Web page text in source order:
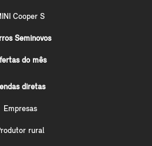
Cooper S
Seminovos
do mês
diretas
Empresas
rural